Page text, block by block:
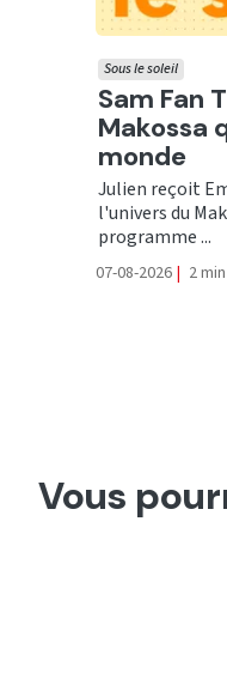
Ecouter
Sam Fan
Makossa
monde
Sous le soleil
Julien reçoit
l'univers du
programme ...
07-08-2026 | 2
Vous